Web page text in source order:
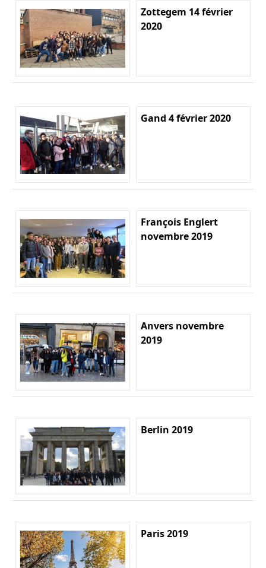
Zottegem 14 février
2020
Gand 4 février 2020
François Englert
novembre 2019
Anvers novembre
2019
Berlin 2019
Paris 2019